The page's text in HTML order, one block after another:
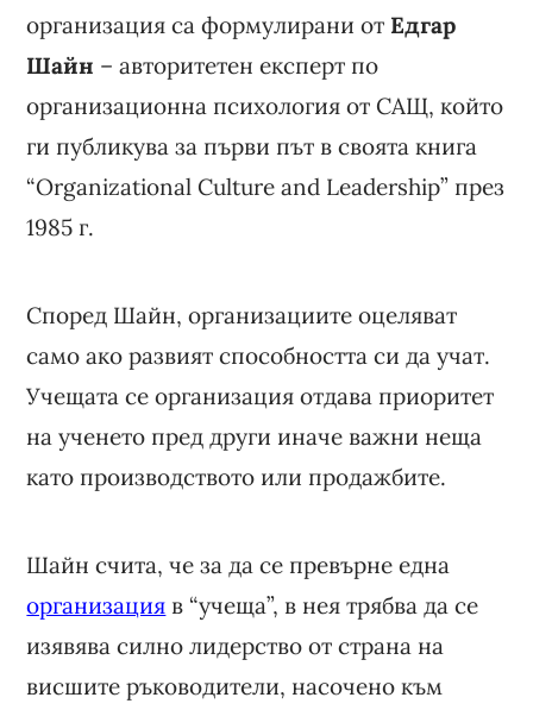
организация са формулирани от Едгар
Шайн – авторитетен експерт по
организационна психология от САЩ, който
ги публикува за първи път в своята книга
“Organizational Culture and Leadership” през
1985 г.
Според Шайн, организациите оцеляват
само ако развият способността си да учат.
Учещата се организация отдава приоритет
на ученето пред други иначе важни неща
като производството или продажбите.
Шайн счита, че за да се превърне една
организация в “учеща”, в нея трябва да се
изявява силно лидерство от страна на
висшите ръководители, насочено към